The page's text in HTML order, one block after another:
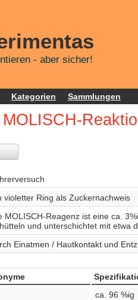
- aber sicher!
Kategorien Sammlungen
violetter Ring als Zuckernachweis
MOLISCH-Reagenz ist eine ca.
und unterschichtet mit etwa
Einatmen / Hautkontakt und
ca. 96 %ig